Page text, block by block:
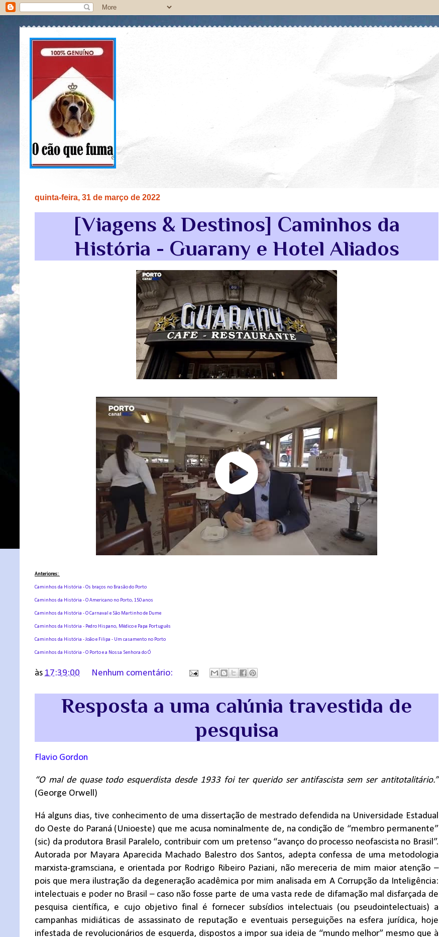
quinta-feira, 31 de março de 2022
[Viagens & Destinos] Caminhos da
História - Guarany e Hotel Aliados
Anteriores:
Caminhos da História - Os braços no Brasão do Porto
Caminhos da História - O Americano no Porto, 150 anos
Caminhos da História - O Carnaval e São Martinho de Dume
Caminhos da História - Pedro Hispano, Médico e Papa Português
Caminhos da História - João e Filipa - Um casamento no Porto
Caminhos da História - O Porto e a Nossa Senhora do Ó
às 17:39:00 Nenhum comentário:
Resposta a uma calúnia travestida de
pesquisa
Flavio Gordon
“O mal de quase todo esquerdista desde 1933 foi ter querido ser antifascista sem ser antitotalitário.”
(George Orwell)
Há alguns dias, tive conhecimento de uma dissertação de mestrado defendida na Universidade Estadual
do Oeste do Paraná (Unioeste) que me acusa nominalmente de, na condição de “membro permanente”
(sic) da produtora Brasil Paralelo, contribuir com um pretenso “avanço do processo neofascista no Brasil”.
Autorada por Mayara Aparecida Machado Balestro dos Santos, adepta confessa de uma metodologia
marxista-gramsciana, e orientada por Rodrigo Ribeiro Paziani, não mereceria de mim maior atenção –
pois que mera ilustração da degeneração acadêmica por mim analisada em A Corrupção da Inteligência:
intelectuais e poder no Brasil – caso não fosse parte de uma vasta rede de difamação mal disfarçada de
pesquisa científica, e cujo objetivo final é fornecer subsídios intelectuais (ou pseudointelectuais) a
campanhas midiáticas de assassinato de reputação e eventuais perseguições na esfera jurídica, hoje
infestada de revolucionários de esquerda, dispostos a impor sua ideia de “mundo melhor” mesmo que à